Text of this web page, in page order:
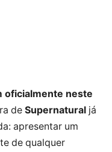
oficialmente neste
de Supernatural já
apresentar um
de qualquer